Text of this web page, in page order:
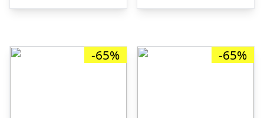
kr. 1.699,95.kr. 594,98.
kr. 499,95.kr.
-65% -65%